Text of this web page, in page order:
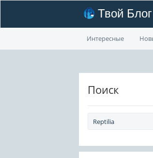
Твой Блог
Интересные
Поиск